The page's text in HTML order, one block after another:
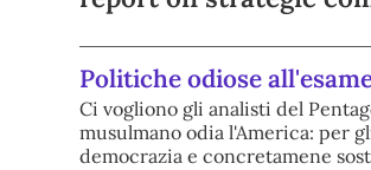
Politiche odiose
Ci vogliono gli analisti del
musulmano odia l'America: per
democrazia e concretamene